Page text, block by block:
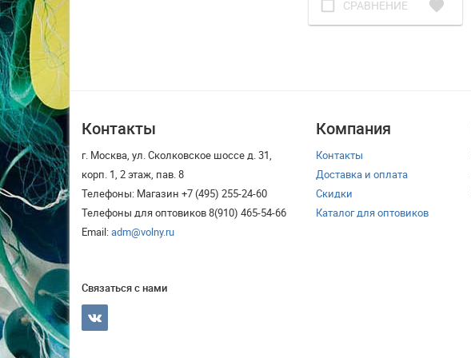
check_box_outline_blank СРАВНЕНИЕ favorite
Контакты
г. Москва, ул. Сколковское шоссе д. 31,
корп. 1, 2 этаж, пав. 8
Телефоны: Магазин +7 (495) 255-24-60
Телефоны для оптовиков 8(910) 465-54-66
Email:adm@volny.ru
Связаться с нами
Компания
Контакты
Доставка и оплата
Скидки
Каталог для оптовиков